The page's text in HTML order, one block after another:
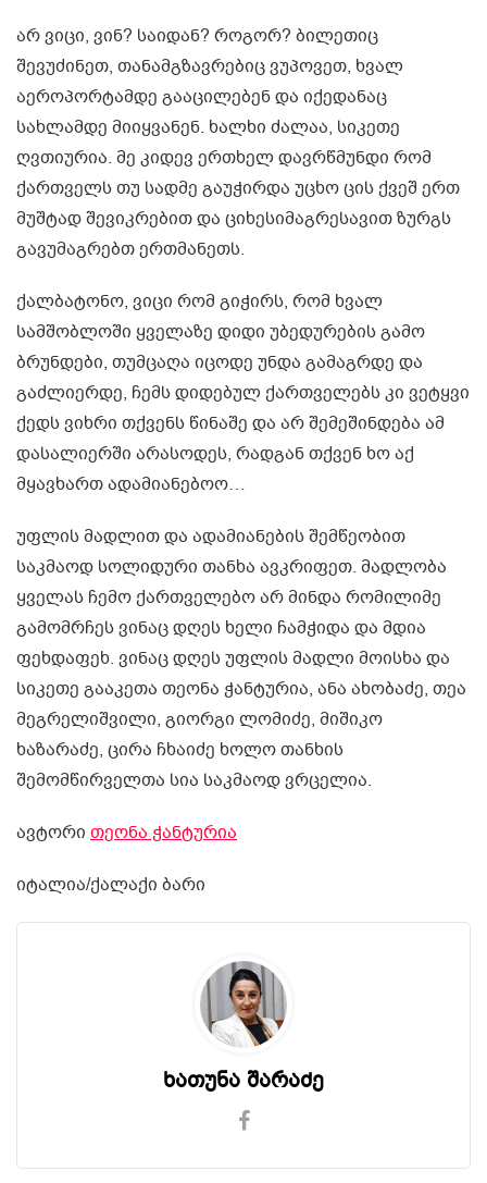
არ ვიცი, ვინ? საიდან? როგორ? ბილეთიც
შევუძინეთ, თანამგზავრებიც ვუპოვეთ, ხვალ
აეროპორტამდე გააცილებენ და იქედანაც
სახლამდე მიიყვანენ. ხალხი ძალაა, სიკეთე
ღვთიურია. მე კიდევ ერთხელ დავრწმუნდი რომ
ქართველს თუ სადმე გაუჭირდა უცხო ცის ქვეშ ერთ
მუშტად შევიკრებით და ციხესიმაგრესავით ზურგს
გავუმაგრებთ ერთმანეთს.
ქალბატონო, ვიცი რომ გიჭირს, რომ ხვალ
სამშობლოში ყველაზე დიდი უბედურების გამო
ბრუნდები, თუმცაღა იცოდე უნდა გამაგრდე და
გაძლიერდე, ჩემს დიდებულ ქართველებს კი ვეტყვი
ქედს ვიხრი თქვენს წინაშე და არ შემეშინდება ამ
დასალიერში არასოდეს, რადგან თქვენ ხო აქ
მყავხართ ადამიანებოო…
უფლის მადლით და ადამიანების შემწეობით
საკმაოდ სოლიდური თანხა ავკრიფეთ. მადლობა
ყველას ჩემო ქართველებო არ მინდა რომილიმე
გამომრჩეს ვინაც დღეს ხელი ჩამჭიდა და მდია
ფეხდაფეხ. ვინაც დღეს უფლის მადლი მოისხა და
სიკეთე გააკეთა თეონა ჭანტურია, ანა ახობაძე, თეა
მეგრელიშვილი, გიორგი ლომიძე, მიშიკო
ხაზარაძე, ცირა ჩხაიძე ხოლო თანხის
შემომწირველთა სია საკმაოდ ვრცელია.
ავტორი თეონა ჭანტურია
იტალია/ქალაქი ბარი
ხათუნა შარაძე